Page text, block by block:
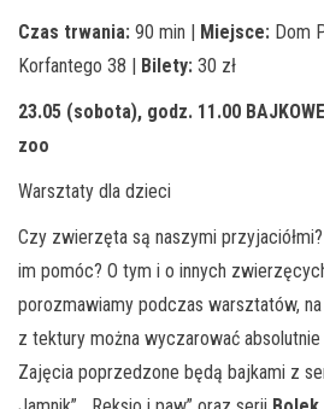
Czas trwania: 90 min | Miejsce: Dom
Korfantego 38 | Bilety: 30 zł
23.05 (sobota), godz. 11.00
zoo
Warsztaty dla dzieci
Czy zwierzęta są naszymi
im pomóc? O tym i o innych
porozmawiamy podczas warsztatów,
z tektury można wyczarować
Zajęcia poprzedzone będą bajkami z